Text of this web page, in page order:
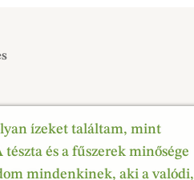
ízeket találtam, mint
és a fűszerek minősége
mindenkinek, aki a valódi,